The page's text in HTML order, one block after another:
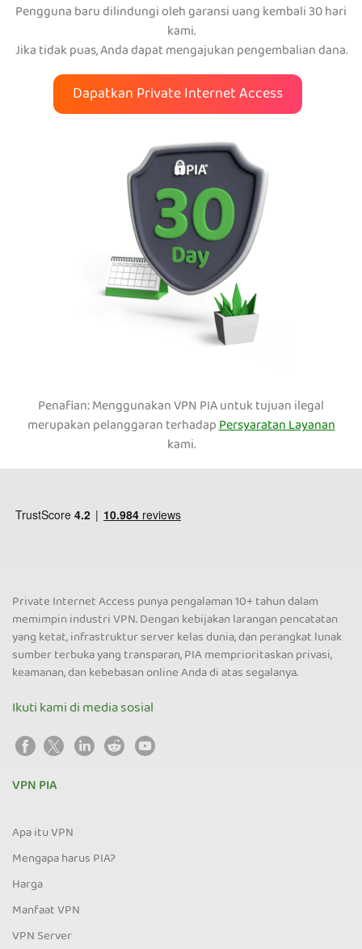
Pengguna baru dilindungi oleh garansi uang kembali 30 hari
kami.
Jika tidak puas, Anda dapat mengajukan pengembalian dana.
Dapatkan Private Internet Access
Penafian: Menggunakan VPN PIA untuk tujuan ilegal
merupakan pelanggaran terhadapPersyaratan Layanan
kami.
Private Internet Access punya pengalaman 10+ tahun dalam
memimpin industri VPN. Dengan kebijakan larangan pencatatan
yang ketat, infrastruktur server kelas dunia, dan perangkat lunak
sumber terbuka yang transparan, PIA memprioritaskan privasi,
keamanan, dan kebebasan online Anda di atas segalanya.
Ikuti kami di media sosial
VPN PIA
Apa itu VPN
Mengapa harus PIA?
Harga
Manfaat VPN
VPN Server